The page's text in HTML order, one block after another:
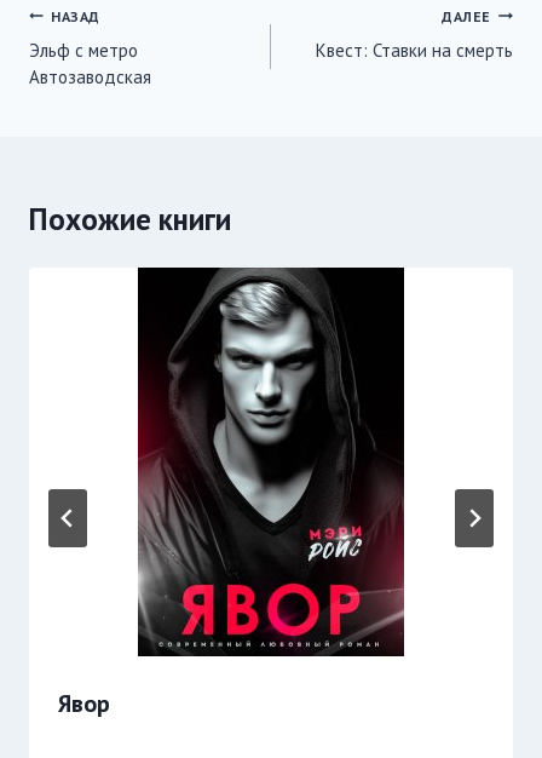
Навигация
по
записям
НАЗАД
Эльф с метро
Автозаводская
ДАЛЕЕ
Квест: Ставки на смерть
Похожие книги
Явор